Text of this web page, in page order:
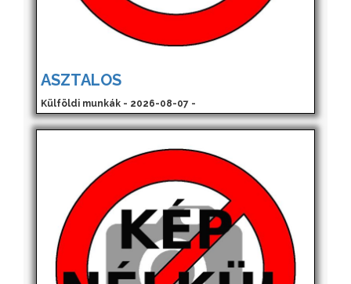
ASZTALOS
Külföldi munkák - 2026-08-07 -